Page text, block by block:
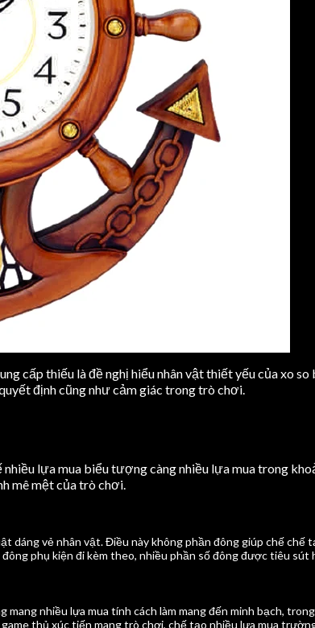
cấp thiếu là đề nghị hiểu nhân vật thiết yếu của xo
định cũng như cảm giác trong trò chơi.
lựa mua biểu tượng càng nhiều lựa mua trong
mê mệt của trò chơi.
vẻ nhân vật. Điều này không phần đông giúp chế chế
phụ kiện đi kèm theo, nhiều phần số đông được tiêu sút
nhiều lựa mua tính cách làm mang đến minh bạch,
thủ xúc tiến mang trò chơi, chế tạo nhiều lựa mua